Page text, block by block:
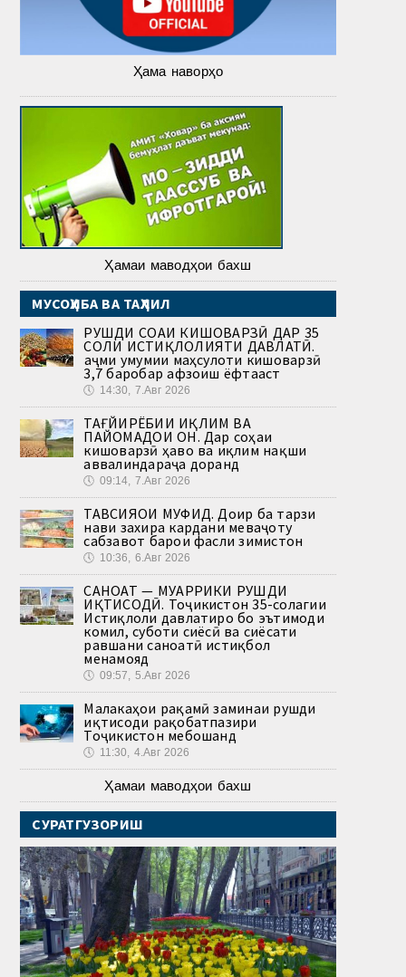
Ҳама наворҳо
Ҳамаи маводҳои бахш
МУСОҲИБА ВА ТАҲЛИЛ
РУШДИ СОҲАИ КИШОВАРЗӢ ДАР 35
СОЛИ ИСТИҚЛОЛИЯТИ ДАВЛАТӢ.
Ҳаҷми умумии маҳсулоти кишоварзӣ
3,7 баробар афзоиш ёфтааст
🕔 14:30, 7.Авг 2026
ТАҒЙИРЁБИИ ИҚЛИМ ВА
ПАЙОМАДҲОИ ОН. Дар соҳаи
кишоварзӣ ҳаво ва иқлим нақши
аввалиндараҷа доранд
🕔 09:14, 7.Авг 2026
ТАВСИЯҲОИ МУФИД. Доир ба тарзи
нави захира кардани меваҷоту
сабзавот барои фасли зимистон
🕔 10:36, 6.Авг 2026
САНОАТ — МУҲАРРИКИ РУШДИ
ИҚТИСОДӢ. Тоҷикистон 35-солагии
Истиқлоли давлатиро бо эътимоди
комил, суботи сиёсӣ ва сиёсати
равшани саноатӣ истиқбол
менамояд
🕔 09:57, 5.Авг 2026
Малакаҳои рақамӣ заминаи рушди
иқтисоди рақобатпазири
Тоҷикистон мебошанд
🕔 11:30, 4.Авг 2026
Ҳамаи маводҳои бахш
СУРАТГУЗОРИШ